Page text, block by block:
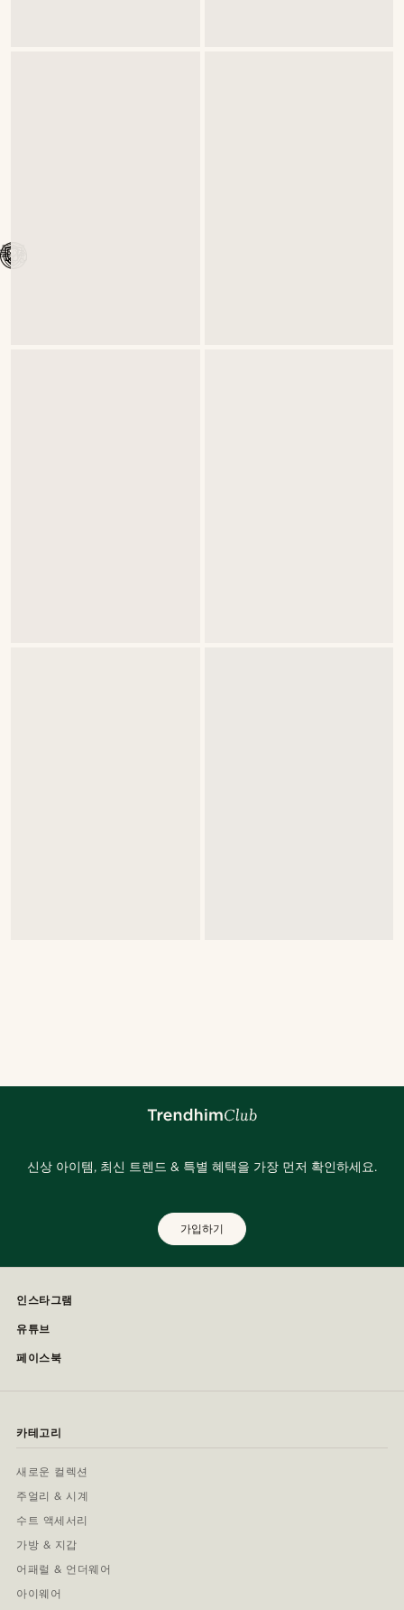
신상 아이템, 최신 트렌드 & 특별 혜택을 가장 먼저 확인하세요.
가입하기
인스타그램
유튜브
페이스북
카테고리
새로운 컬렉션
주얼리 & 시계
수트 액세서리
가방 & 지갑
어패럴 & 언더웨어
아이웨어